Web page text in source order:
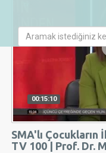
00:15:10
SMA'lı Çocukların
TV 100 | Prof. Dr.